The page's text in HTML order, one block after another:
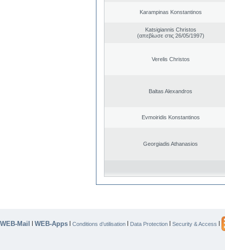
Karampinas Konstantinos
Katsigiannis Christos
(απεβίωσε στις 26/05/1997)
Verelis Christos
Baltas Alexandros
Evmoiridis Konstantinos
Georgiadis Athanasios
WEB-Mail | WEB-Apps | Conditions d’utilisation | Data Protection | Security & Access |